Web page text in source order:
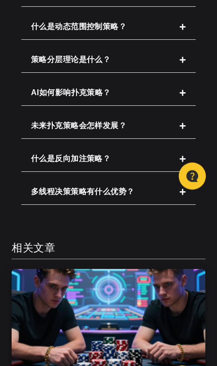
什么是动态范围控制策略？
策略分层理论是什么？
AI如何影响扑克策略？
未来扑克策略会怎样发展？
什么是反向加注策略？
多线程决策策略有什么优势？
相关文章